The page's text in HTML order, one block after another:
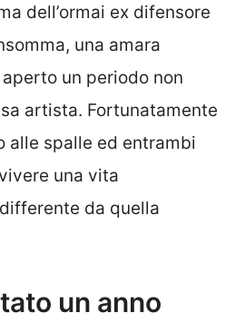
dell’ormai ex difensore
una amara
un periodo non
artista. Fortunatamente
alle spalle ed entrambi
una vita
da quella
un anno